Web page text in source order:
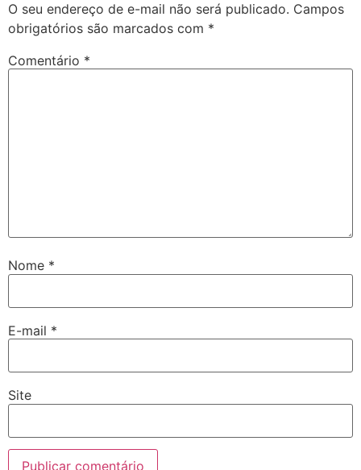
O seu endereço de e-mail não será publicado. Campos
obrigatórios são marcados com *
Comentário *
Nome *
E-mail *
Site